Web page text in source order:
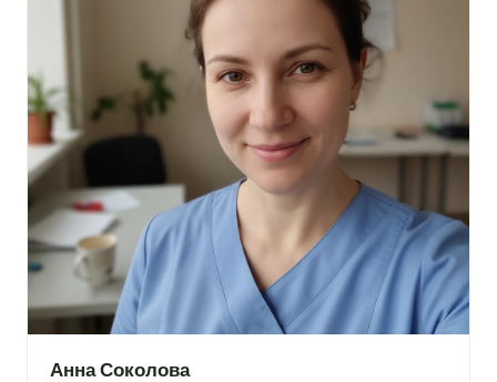
Анна Соколова